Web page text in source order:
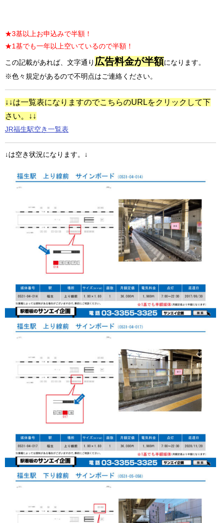
★3基以上お申込みで半額！
★1基でも一年以上空いているので半額！
この記載があれば、文字通り 広告料金が半額になります。
※色々規定があるので不明点はご連絡ください。
↓↓は一覧表になりますのでこちらのURLをクリックして下
さい。↓↓
JR福生駅空き一覧表
↓は空き状況になります。↓